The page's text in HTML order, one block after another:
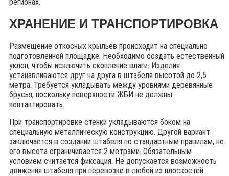
ХРАНЕНИЕ И ТРАНСПОРТИРОВКА
Размещение откосных крыльев происходит на специально
подготовленной площадке. Необходимо создать естественный
уклон, чтобы исключить скопление влаги. Изделия
устанавливаются друг на друга в штабеля высотой до 2,5
метра. Требуется укладывать между уровнями деревянные
брусья, поскольку поверхности ЖБИ не должны
контактировать.
При транспортировке стенки укладываются боком на
специальную металлическую конструкцию. Другой вариант
заключается в создании штабеля по стандартным правилам, но
его высота ограничивается 2 метрами. Обязательным
условием считается фиксация. Не допускается возможность
движения штабеля при перевозке в любой из плоскостей.